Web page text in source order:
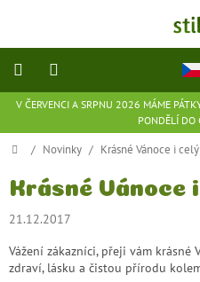
V ČERVENCI A SRPNU 2026 MÁME
PONDĚLÍ DO
přírodní
stravy
ekologické
Domů
/ Novinky / Krásné Vánoce i
Krásné Vánoce
21.12.2017
Vážení zákazníci, přeji vám
zdraví, lásku a čistou přírodu